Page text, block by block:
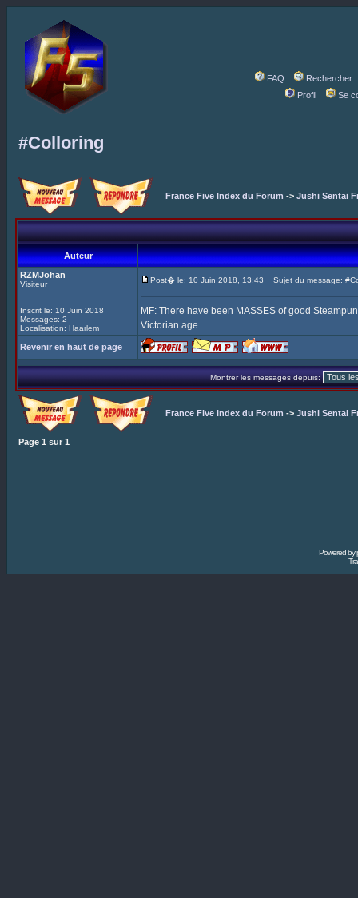
FAQ
Rechercher
Profil
Se
#Colloring
France Five Index du Forum -> Jushi Sentai
Auteur
RZMJohan
Visiteur
Inscrit le: 10 Juin 2018
Messages: 2
Localisation: Haarlem
Post� le: 10 Juin 2018, 13:43 Sujet du message:
MF: There have been MASSES of good
Victorian age.
Revenir en haut de page
Montrer les messages depuis:
France Five Index du Forum -> Jushi Sentai
Page 1 sur 1
Powered by